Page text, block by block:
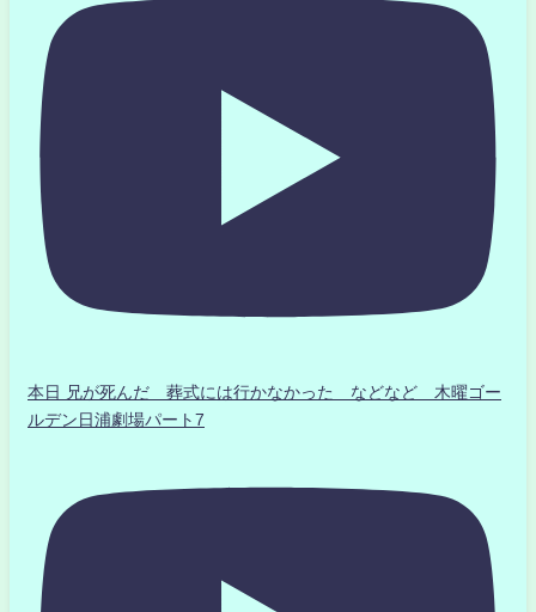
本日 兄が死んだ 葬式には行かなかった などなど 木曜ゴー
ルデン日浦劇場パート7